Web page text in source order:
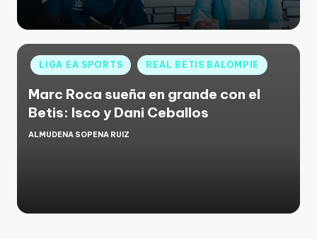
LIGA EA SPORTS REAL BETIS BALOMPIE
Marc Roca sueña en grande con el
Betis: Isco y Dani Ceballos
ALMUDENA SOPENA RUIZ